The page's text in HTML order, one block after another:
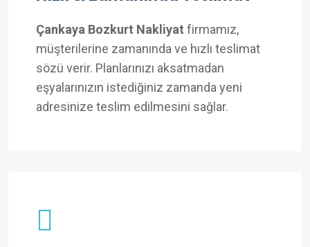
Çankaya Bozkurt Nakliyat firmamız,
müşterilerine zamanında ve hızlı teslimat
sözü verir. Planlarınızı aksatmadan
eşyalarınızın istediğiniz zamanda yeni
adresinize teslim edilmesini sağlar.